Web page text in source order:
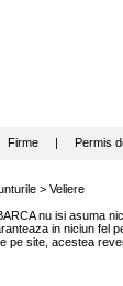
Firme| Permis
> Veliere
nu isi asuma
in niciun fel
pe site, acestea